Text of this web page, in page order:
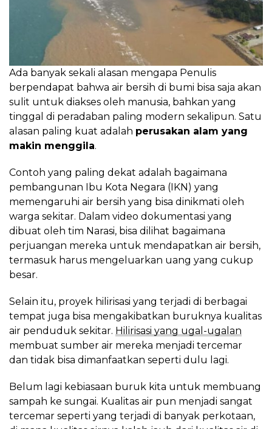
Ada banyak sekali alasan mengapa Penulis
berpendapat bahwa air bersih di bumi bisa saja akan
sulit untuk diakses oleh manusia, bahkan yang
tinggal di peradaban paling modern sekalipun. Satu
alasan paling kuat adalah perusakan alam yang
makin menggila.
Contoh yang paling dekat adalah bagaimana
pembangunan Ibu Kota Negara (IKN) yang
memengaruhi air bersih yang bisa dinikmati oleh
warga sekitar. Dalam video dokumentasi yang
dibuat oleh tim Narasi, bisa dilihat bagaimana
perjuangan mereka untuk mendapatkan air bersih,
termasuk harus mengeluarkan uang yang cukup
besar.
Selain itu, proyek hilirisasi yang terjadi di berbagai
tempat juga bisa mengakibatkan buruknya kualitas
air penduduk sekitar. Hilirisasi yang ugal-ugalan
membuat sumber air mereka menjadi tercemar
dan tidak bisa dimanfaatkan seperti dulu lagi.
Belum lagi kebiasaan buruk kita untuk membuang
sampah ke sungai. Kualitas air pun menjadi sangat
tercemar seperti yang terjadi di banyak perkotaan,